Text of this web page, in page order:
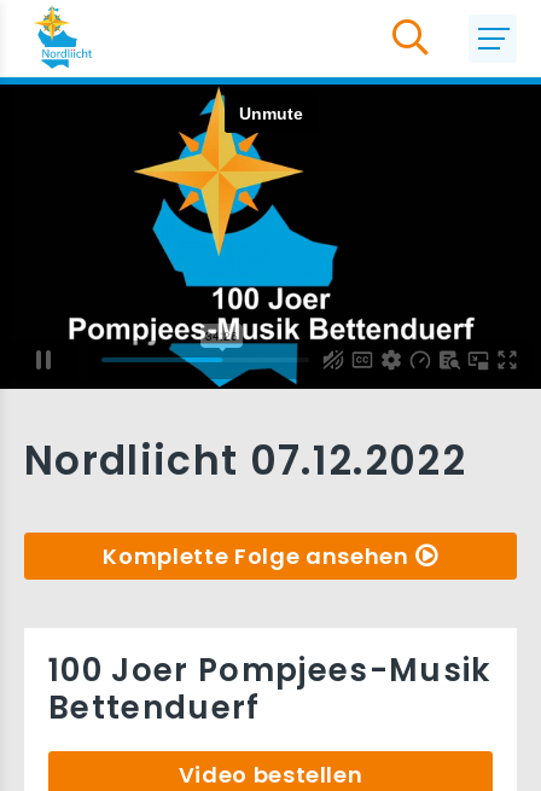
Nordliicht 07.12.2022
Komplette Folge ansehen
100 Joer Pompjees-Musik
Bettenduerf
Video bestellen